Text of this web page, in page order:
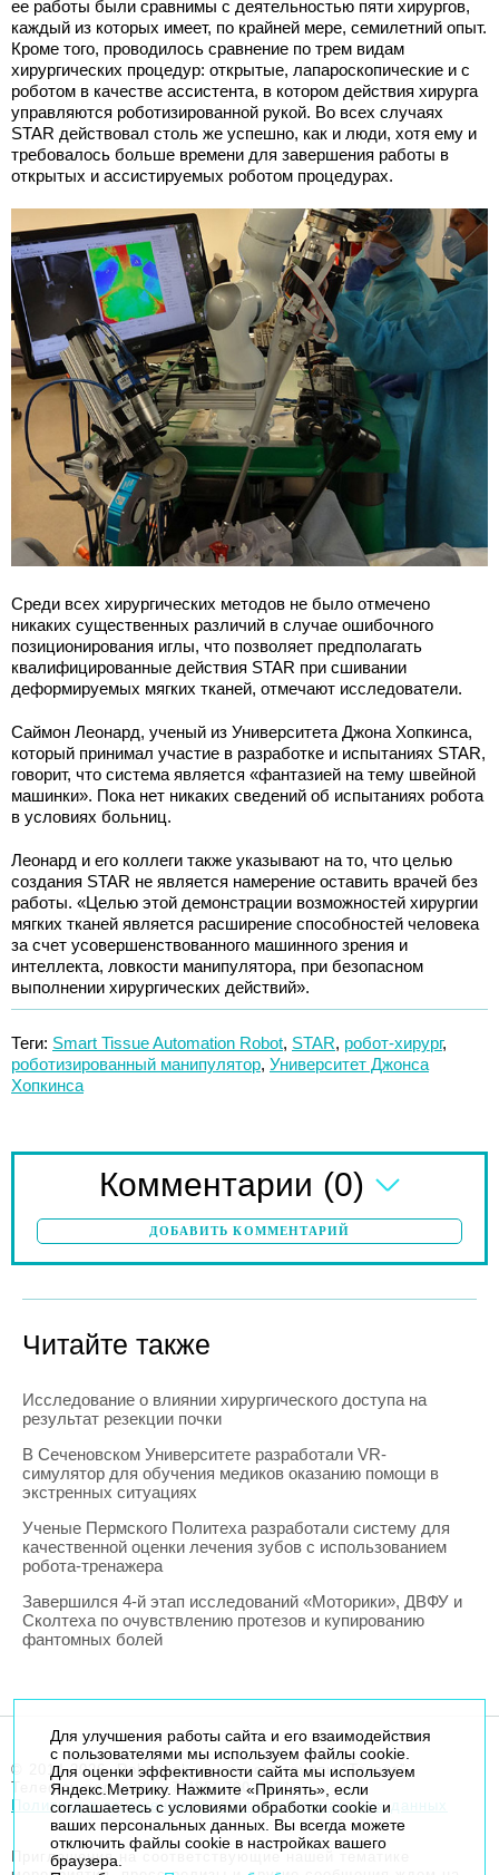
ее работы были сравнимы с деятельностью пяти хирургов,
каждый из которых имеет, по крайней мере, семилетний опыт.
Кроме того, проводилось сравнение по трем видам
хирургических процедур: открытые, лапароскопические и с
роботом в качестве ассистента, в котором действия хирурга
управляются роботизированной рукой. Во всех случаях
STAR действовал столь же успешно, как и люди, хотя ему и
требовалось больше времени для завершения работы в
открытых и ассистируемых роботом процедурах.
Среди всех хирургических методов не было отмечено
никаких существенных различий в случае ошибочного
позиционирования иглы, что позволяет предполагать
квалифицированные действия STAR при сшивании
деформируемых мягких тканей, отмечают исследователи.
Саймон Леонард, ученый из Университета Джона Хопкинса,
который принимал участие в разработке и испытаниях STAR,
говорит, что система является «фантазией на тему швейной
машинки». Пока нет никаких сведений об испытаниях робота
в условиях больниц.
Леонард и его коллеги также указывают на то, что целью
создания STAR не является намерение оставить врачей без
работы. «Целью этой демонстрации возможностей хирургии
мягких тканей является расширение способностей человека
за счет усовершенствованного машинного зрения и
интеллекта, ловкости манипулятора, при безопасном
выполнении хирургических действий».
Теги: Smart Tissue Automation Robot, STAR, робот-хирург,
роботизированный манипулятор, Университет Джонса
Хопкинса
Комментарии (0)
ДОБАВИТЬ КОММЕНТАРИЙ
Читайте также
Исследование о влиянии хирургического доступа на
результат резекции почки
В Сеченовском Университете разработали VR-
симулятор для обучения медиков оказанию помощи в
экстренных ситуациях
Ученые Пермского Политеха разработали систему для
качественной оценки лечения зубов с использованием
робота-тренажера
Завершился 4-й этап исследований «Моторики», ДВФУ и
Сколтеха по очувствлению протезов и купированию
фантомных болей
© 2014-2026. Robogeek.ru - проект группы “Текарт”.
Телефон редакции+7(495) 790-7591
Политика в отношении обработки персональных данных
Приглашения на соответствующие нашей тематике
Для улучшения работы сайта и его взаимодействия
с пользователями мы используем файлы cookie.
Для оценки эффективности сайта мы используем
Яндекс.Метрику. Нажмите «Принять», если
соглашаетесь с условиями обработки cookie и
ваших персональных данных. Вы всегда можете
отключить файлы cookie в настройках вашего
браузера.